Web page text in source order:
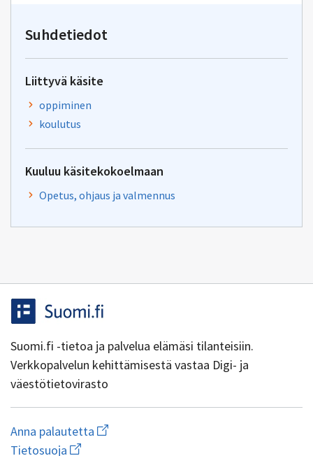
Suhdetiedot
Liittyvä käsite
oppiminen
koulutus
Kuuluu käsitekokoelmaan
Opetus, ohjaus ja valmennus
Suomi.fi -tietoa ja palvelua elämäsi tilanteisiin.
Verkkopalvelun kehittämisestä vastaa Digi- ja
väestötietovirasto
Anna palautetta Aloita
uuden
Tietosuoja Avaa